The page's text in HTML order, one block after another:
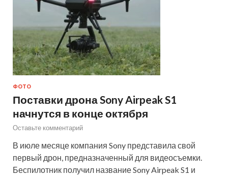
ФОТО
Поставки дрона Sony Airpeak S1
начнутся в конце октября
Оставьте комментарий
В июле месяце компания Sony представила свой
первый дрон, предназначенный для видеосъемки.
Беспилотник получил название Sony Airpeak S1 и